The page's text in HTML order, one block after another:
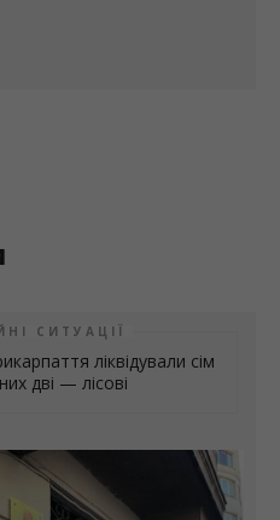
СИТУАЦІЇ
ліквідували сім
дві — лісові